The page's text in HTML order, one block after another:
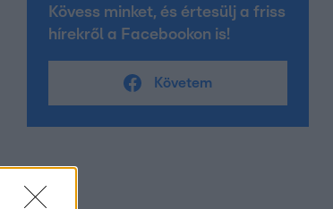
Kövess minket, és értesülj a friss
hírekről a Facebookon is!
Követem